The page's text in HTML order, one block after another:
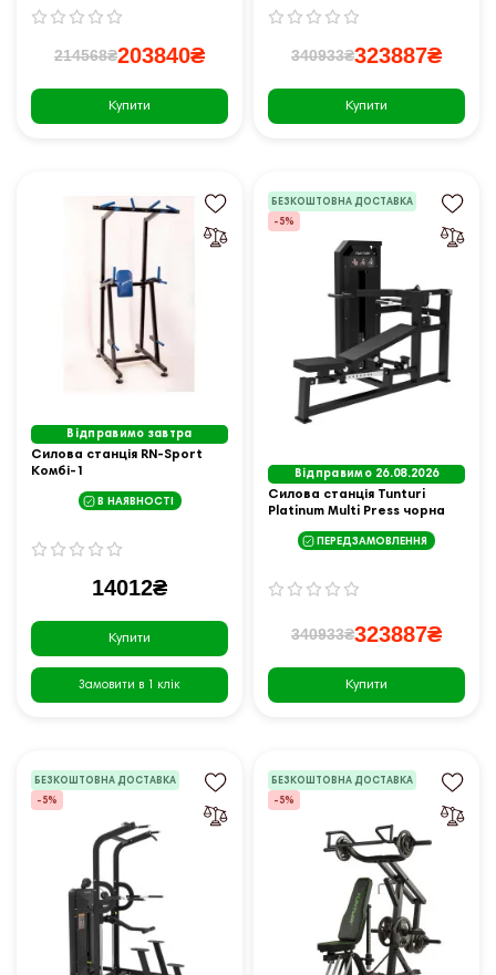
214568₴203840₴
Купити
340933₴323887₴
Купити
Відправимо завтра
Силова станція RN-Sport
Комбі-1
В НАЯВНОСТІ
14012₴
Купити
Замовити в 1 клік
БЕЗКОШТОВНА ДОСТАВКА
-5%
Відправимо 26.08.2026
Силова станція Tunturi
Platinum Multi Press чорна
ПЕРЕДЗАМОВЛЕННЯ
340933₴323887₴
Купити
БЕЗКОШТОВНА ДОСТАВКА
-5%
БЕЗКОШТОВНА ДОСТАВКА
-5%